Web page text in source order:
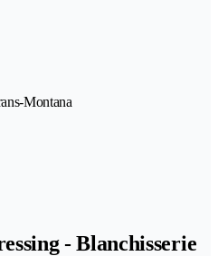
Montana
- Blanchisserie